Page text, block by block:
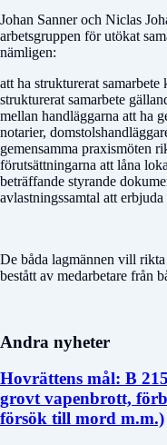
Johan Sanner och Niclas
arbetsgruppen för utökat
nämligen:
att ha strukturerat
strukturerat samarbete
mellan handläggarna att ha
notarier,
gemensamma praxismöten
förutsättningarna att låna
beträffande styrande
avlastningssamtal att
De båda lagmännen vill
bestått av medarbetare från
Andra nyheter
Hovrättens mål: B
grovt vapenbrott,
försök till mord m.m.)